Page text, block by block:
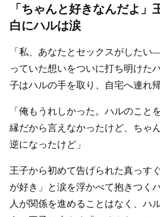
「ちゃんと好きなんだよ
白にハルは涙
「私、あなたとセックスがした
っていた想いをついに打ち明けた
子はハルの手を取り、自宅へ連れ帰
「俺もうれしかった。ハルのこと
縁だから言えなかったけど、ちゃ
逆になったけど」
王子から初めて告げられた真っす
が好き」と涙を浮かべて抱きつく
人が関係を進めることはなく、ハ